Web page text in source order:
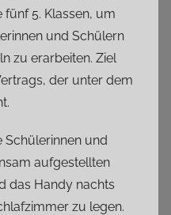
fünf 5. Klassen, um
und Schülern
zu erarbeiten. Ziel
der unter dem
Schülerinnen und
aufgestellten
das Handy nachts
zu legen.